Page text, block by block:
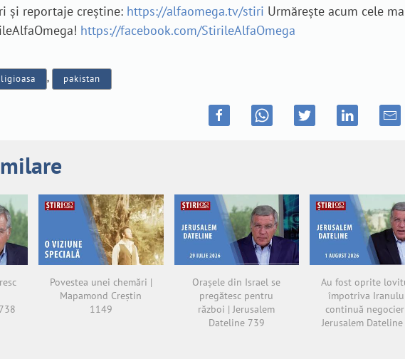
și reportaje creștine: https://alfaomega.tv/stiri Urmărește acum cele
https://facebook.com/StirileAlfaOmega
, pakistan
Povestea unei chemări |
Mapamond Creștin
1149
Orașele din Israel se
pregătesc pentru
război | Jerusalem
Dateline 739
Au fost oprite
împotriva
continuă
Jerusalem